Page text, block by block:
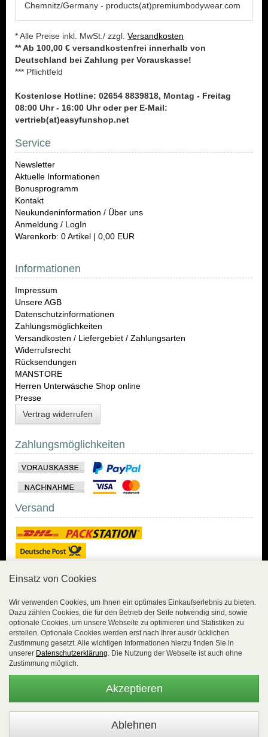
Chemnitz/Germany - products(at)premiumbodywear.com
* Alle Preise inkl. MwSt./ zzgl. Versandkosten
** Ab 100,00 € versandkostenfrei innerhalb von
Deutschland bei Zahlung per Vorauskasse!
*** Pflichtfeld
Kostenlose Hotline: 02654 8839818, Montag - Freitag
08:00 Uhr - 16:00 Uhr oder per E-Mail:
vertrieb(at)easyfunshop.net
Service
Newsletter
Aktuelle Informationen
Bonusprogramm
Kontakt
Neukundeninformation / Über uns
Anmeldung / LogIn
Warenkorb: 0 Artikel | 0,00 EUR
Informationen
Impressum
Unsere AGB
Datenschutzinformationen
Zahlungsmöglichkeiten
Versandkosten / Liefergebiet / Zahlungsarten
Widerrufsrecht
Rücksendungen
MANSTORE
Herren Unterwäsche Shop online
Presse
Vertrag widerrufen
Zahlungsmöglichkeiten
Versand
Sicher Einkaufen mit
Trusted Shops und
Geld-zurück-Garantie.
lückenlos verschlüsselt
übertragen.
Die Shop-Server sind PCI-zertifiziert.
Einsatz von Cookies
Wir verwenden Cookies, um Ihnen ein optimales Einkaufserlebnis zu bieten.
Dazu zählen Cookies, die für den Betrieb der Seite notwendig sind, sowie
optionale Cookies, um unsere Webseite zu optimieren und Statistiken zu
erstellen. Optionale Cookies werden erst nach Ihrer ausdr ücklichen
Zustimmung gesetzt. Alle wichtigen Informationen hierzu finden Sie in
unserer Datenschutzerklärung. Die Nutzung der Webseite ist auch ohne
Zustimmung möglich.
Akzeptieren